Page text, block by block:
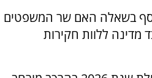
בשאלה האם שר המשפטים
מדינה ללוות חקירות